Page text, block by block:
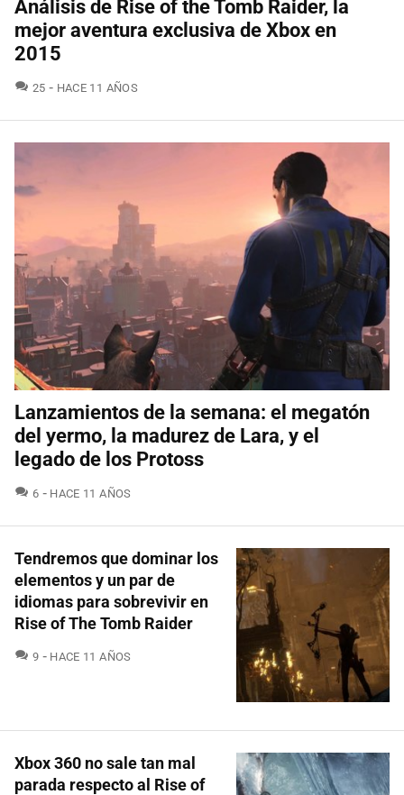
Análisis de Rise of the Tomb Raider, la
mejor aventura exclusiva de Xbox en
2015
25 COMENTARIOS
HACE 11 AÑOS
Lanzamientos de la semana: el megatón
del yermo, la madurez de Lara, y el
legado de los Protoss
6 COMENTARIOS
HACE 11 AÑOS
Tendremos que dominar los
elementos y un par de
idiomas para sobrevivir en
Rise of The Tomb Raider
9 COMENTARIOS
HACE 11 AÑOS
Xbox 360 no sale tan mal
parada respecto al Rise of